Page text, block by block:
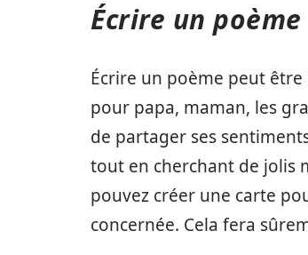
Écrire un poème
Écrire un poème peut
pour papa, maman, les
de partager ses
tout en cherchant de jolis
pouvez créer une carte
concernée. Cela fera